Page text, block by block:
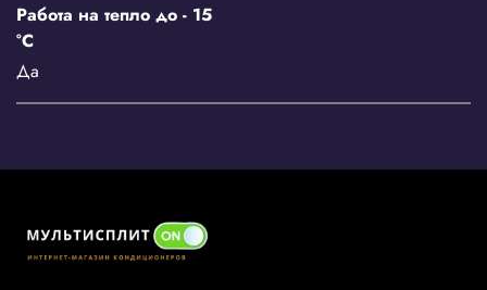
Работа на тепло до - 15
°С
Да